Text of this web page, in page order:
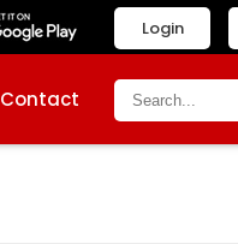
Login
Contact